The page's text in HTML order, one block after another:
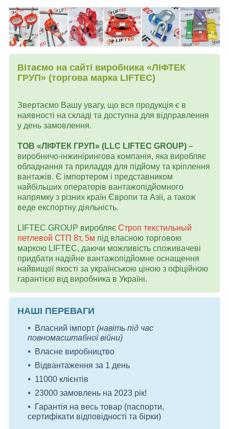
Вітаємо на сайті виробника «ЛІФТЕК
ГРУП» (торгова марка LIFTEC)
Звертаємо Вашу увагу, що вся продукція є в
наявності на складі та доступна для відправлення
у день замовлення.
ТОВ «ЛІФТЕК ГРУП» (LLC LIFTEC GROUP) –
виробничо-інжинірингова компанія, яка виробляє
обладнання та приладдя для підйому та кріплення
вантажів. Є імпортером і представником
найбільших операторів вантажопідйомного
напрямку з різних країн Європи та Азії, а також
веде експортну діяльність.
LIFTEC GROUP виробляє Строп текстильный
петлевой СТП 8т, 5м під власною торговою
маркою LIFTEC, даючи можливість споживачеві
придбати надійне вантажопідйомне оснащення
найвищої якості за українською ціною з офіційною
гарантією від виробника в Україні.
НАШІ ПЕРЕВАГИ
Власний імпорт (навіть під час
повномасштабної війни)
Власне виробництво
Відвантаження за 1 день
11000 клієнтів
23000 замовлень на 2023 рік!
Гарантія на весь товар (паспорти,
сертифікати відповідності та бірки)